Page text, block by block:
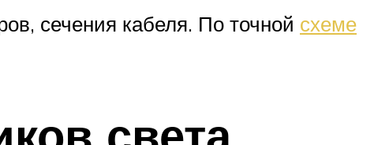
сечения кабеля. По точной схеме